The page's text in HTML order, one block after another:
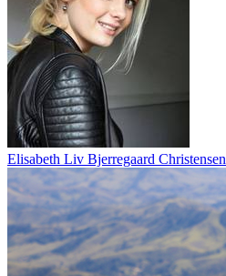
Elisabeth Liv Bjerregaard Christensen